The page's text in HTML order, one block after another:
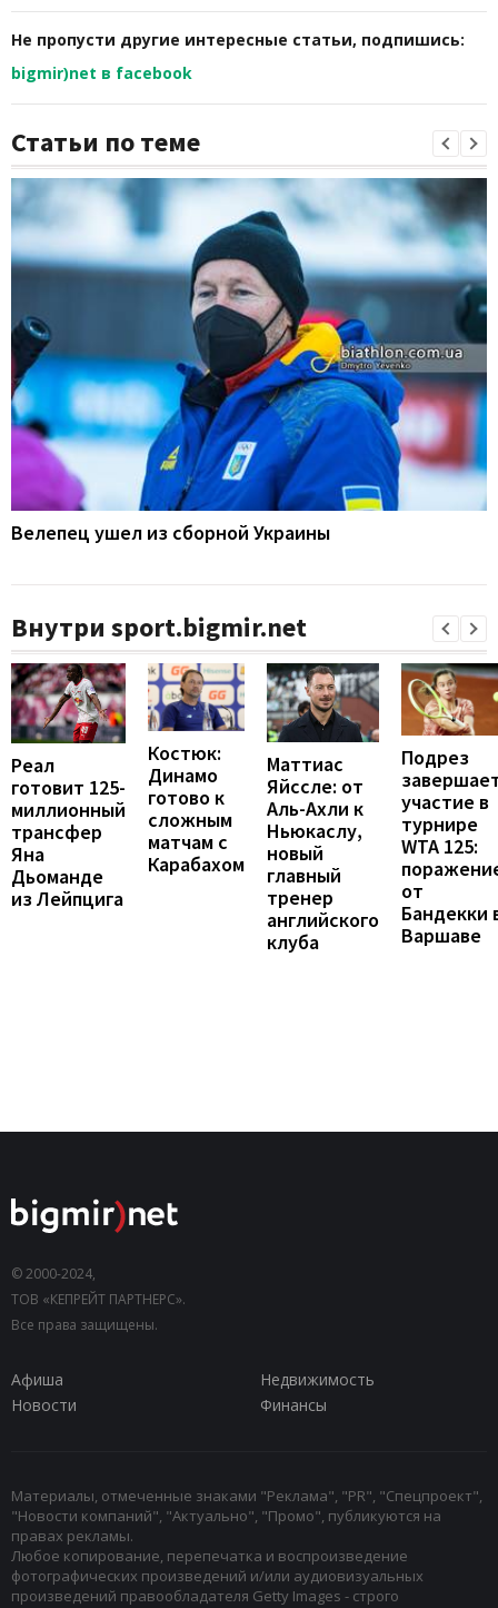
Не пропусти другие интересные статьи, подпишись:
bigmir)net в facebook
Статьи по теме
Велепец ушел из сборной Украины
Внутри sport.bigmir.net
Реал
готовит 125-
миллионный
трансфер
Яна
Дьоманде
из Лейпцига
Костюк:
Динамо
готово к
сложным
матчам с
Карабахом
Маттиас
Яйссле: от
Аль-Ахли к
Ньюкаслу,
новый
главный
тренер
английского
клуба
Подрез
участие в
турнире
WTA 125:
от
Бандекки
Варшаве
© 2000-2024,
ТОВ «КЕПРЕЙТ ПАРТНЕРС».
Все права защищены.
Афиша
Недвижимость
Новости
Финансы
Материалы, отмеченные знаками "Реклама", "PR", "Спецпроект",
"Новости компаний", "Актуально", "Промо", публикуются на
правах рекламы.
Любое копирование, перепечатка и воспроизведение
фотографических произведений и/или аудиовизуальных
произведений правообладателя Getty Images - строго